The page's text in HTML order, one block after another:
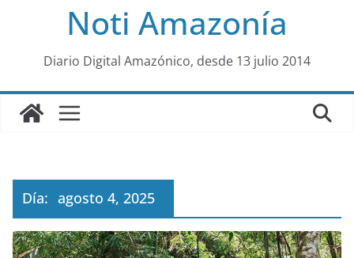
al
Noti Amazonía
Diario Digital Amazónico, desde 13 julio 2014
Día: agosto 4, 2025